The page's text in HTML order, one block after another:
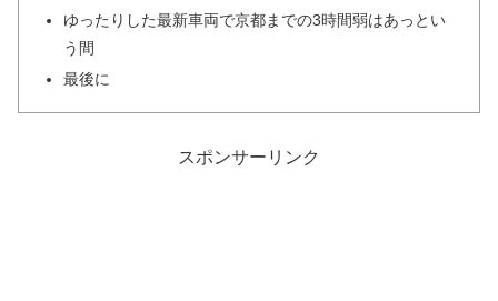
ゆったりした最新車両で京都までの3時間弱はあっとい
う間
最後に
スポンサーリンク